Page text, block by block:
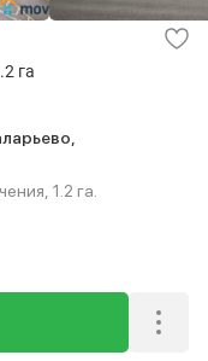
га
1.2 га.